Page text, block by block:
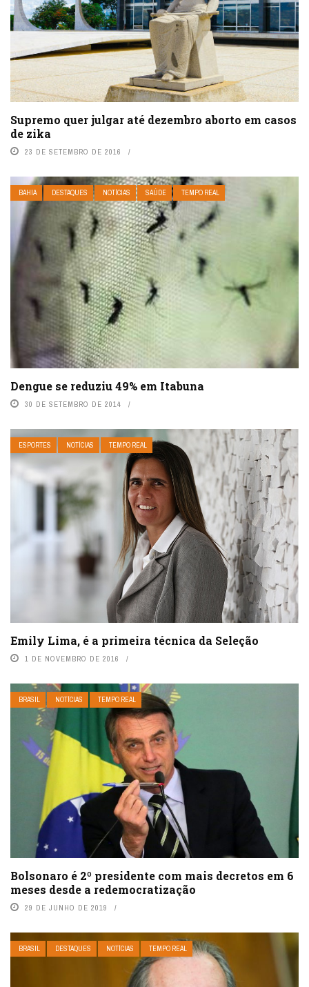
Supremo quer julgar até dezembro aborto em casos
de zika
23 DE SETEMBRO DE 2016
BAHIA DESTAQUES NOTÍCIAS SAÚDE TEMPO REAL
Dengue se reduziu 49% em Itabuna
30 DE SETEMBRO DE 2014
ESPORTES NOTÍCIAS TEMPO REAL
Emily Lima, é a primeira técnica da Seleção
1 DE NOVEMBRO DE 2016
BRASIL NOTÍCIAS TEMPO REAL
Bolsonaro é 2º presidente com mais decretos em 6
meses desde a redemocratização
29 DE JUNHO DE 2019
BRASIL DESTAQUES NOTÍCIAS TEMPO REAL